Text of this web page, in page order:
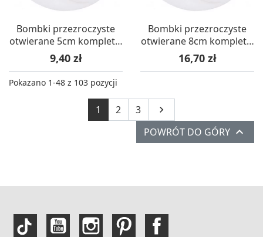
Bombki przezroczyste
otwierane 5cm komplet 5
szt
Cena
9,40 zł
Bombki przezroczyste
otwierane 8cm komplet 5
szt
Cena
16,70 zł
Pokazano 1-48 z 103 pozycji
1 2 3 Następny

POWRÓT DO GÓRY 